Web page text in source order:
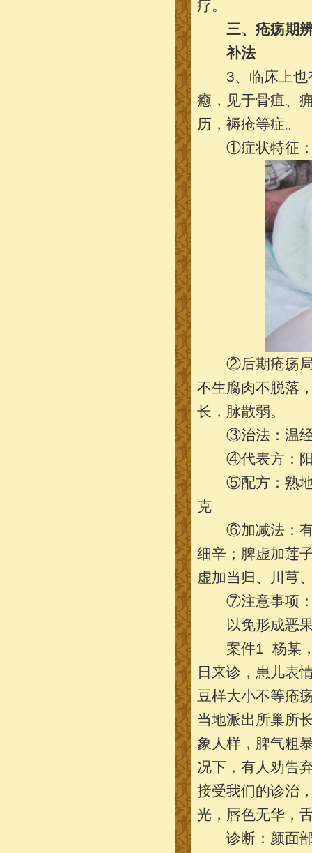
疗。
三、疮疡期辨
补法
3、临床上也有
癒，见于骨疽、
历，褥疮等症。
①症状特征
②后期疮疡局部
不生腐肉不脱落
长，脉散弱。
③治法：温经
④代表方：阳
⑤配方：熟地
克
⑥加减法：有表
细辛；脾虚加莲
虚加当归、川芎
⑦注意事项：
以免形成恶果
案件1 杨某，
日来诊，患儿表
豆样大小不等疮
当地派出所巢所
象人样，脾气粗
况下，有人劝告
接受我们的诊治
光，唇色无华，
诊断：颜面部